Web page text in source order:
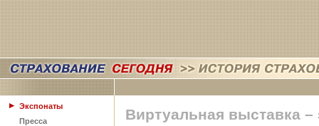
Экспонаты
Пресса
Виртуальная выставка –